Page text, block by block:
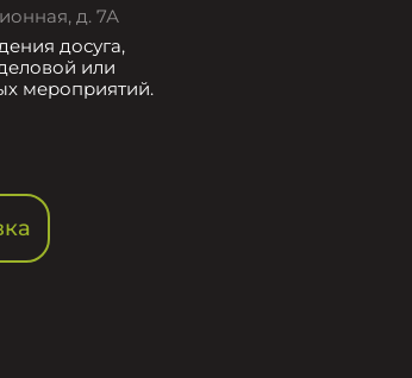
д. 7А
досуга,
или
мероприятий.